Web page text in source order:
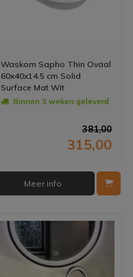
Waskom Sapho Thin Ovaal
60x40x14.5 cm Solid
Surface Mat Wit
Binnen 3 weken geleverd
381,00
315,00
Meer info